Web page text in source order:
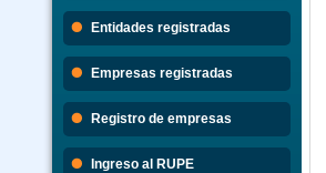
Entidades registradas
Empresas registradas
Registro de empresas
Ingreso al RUPE